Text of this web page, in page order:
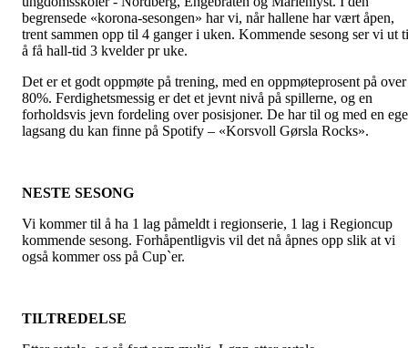
begrensede «korona-sesongen» har vi, når hallene har vært åpen,
trent sammen opp til 4 ganger i uken. Kommende sesong ser vi ut
å få hall-tid 3 kvelder pr uke.
Det er et godt oppmøte på trening, med en oppmøteprosent på over
80%. Ferdighetsmessig er det et jevnt nivå på spillerne, og en
forholdsvis jevn fordeling over posisjoner. De har til og med en
lagsang du kan finne på Spotify – «Korsvoll Gørsla Rocks».
NESTE SESONG
Vi kommer til å ha 1 lag påmeldt i regionserie, 1 lag i Regioncup
kommende sesong. Forhåpentligvis vil det nå åpnes opp slik at vi
også kommer oss på Cup`er.
TILTREDELSE